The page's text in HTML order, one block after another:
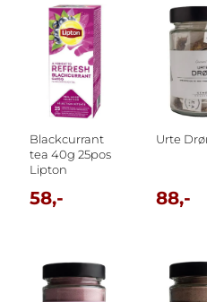
Blackcurrant
tea 40g 25pos
Lipton
58,-
Urte
88,-